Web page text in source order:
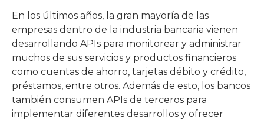
En los últimos años, la gran mayoría de las
empresas dentro de la industria bancaria vienen
desarrollando APIs para monitorear y administrar
muchos de sus servicios y productos financieros
como cuentas de ahorro, tarjetas débito y crédito,
préstamos, entre otros. Además de esto, los bancos
también consumen APIs de terceros para
implementar diferentes desarrollos y ofrecer